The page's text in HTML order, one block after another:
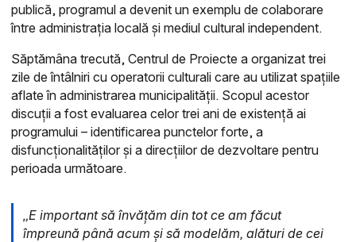
publică, programul a devenit un exemplu de colaborare
între administrația locală și mediul cultural independent.
Săptămâna trecută, Centrul de Proiecte a organizat trei
zile de întâlniri cu operatorii culturali care au utilizat spațiile
aflate în administrarea municipalității. Scopul acestor
discuții a fost evaluarea celor trei ani de existență ai
programului – identificarea punctelor forte, a
disfuncționalităților și a direcțiilor de dezvoltare pentru
perioada următoare.
„E important să învățăm din tot ce am făcut
împreună până acum și să modelăm, alături de cei